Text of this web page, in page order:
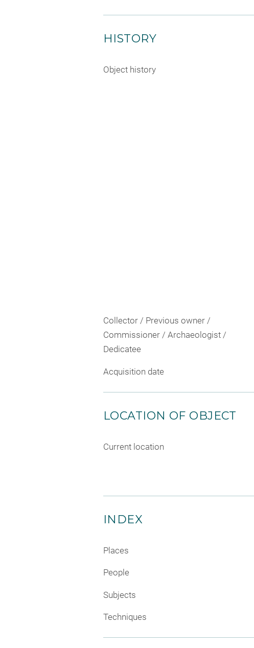
HISTORY
Object history
Collector / Previous owner /
Commissioner / Archaeologist /
Dedicatee
Acquisition date
LOCATION OF OBJECT
Current location
INDEX
Places
People
Subjects
Techniques